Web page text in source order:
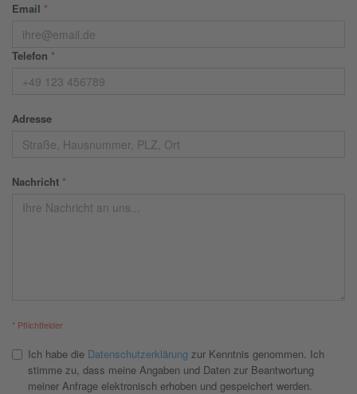
Email *
Telefon *
Adresse
Nachricht *
* Pflichtfelder
Ich habe die Datenschutzerklärung zur Kenntnis genommen. Ich
stimme zu, dass meine Angaben und Daten zur Beantwortung
meiner Anfrage elektronisch erhoben und gespeichert werden.